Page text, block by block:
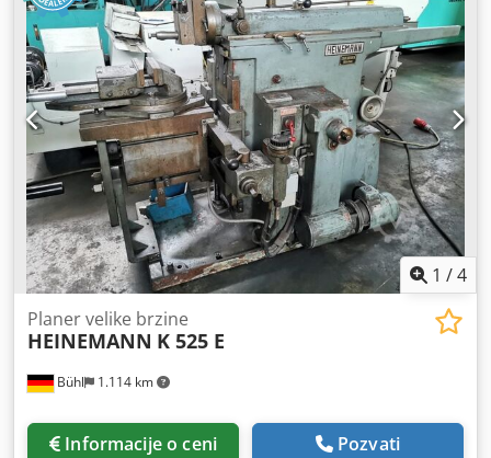
1 /4
Bühl 1.114 km
Planer velike brzine
HEINEMANN K 525 E
Informacije o ceni Pozvati